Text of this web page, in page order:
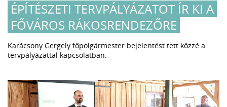
ÉPÍTÉSZETI TERVPÁLYÁZATOT ÍR KI A
FŐVÁROS RÁKOSRENDEZŐRE
Karácsony Gergely főpolgármester bejelentést tett közzé a
tervpályázattal kapcsolatban.